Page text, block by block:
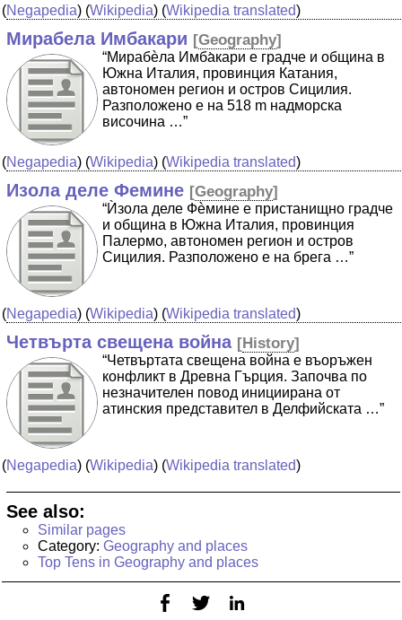
(Negapedia) (Wikipedia) (Wikipedia translated)
Мирабела Имбакари [Geography]
“Мирабѐла Имба̀кари е градче и община в
Южна Италия, провинция Катания,
автономен регион и остров Сицилия.
Разположено е на 518 m надморска
височина …”
(Negapedia) (Wikipedia) (Wikipedia translated)
Изола деле Фемине [Geography]
“Ѝзола деле Фѐмине е пристанищно градче
и община в Южна Италия, провинция
Палермо, автономен регион и остров
Сицилия. Разположено е на брега …”
(Negapedia) (Wikipedia) (Wikipedia translated)
Четвърта свещена война [History]
“Четвъртата свещена война е въоръжен
конфликт в Древна Гърция. Започва по
незначителен повод инициирана от
атинския представител в Делфийската …”
(Negapedia) (Wikipedia) (Wikipedia translated)
See also:
Similar pages
Category: Geography and places
Top Tens in Geography and places